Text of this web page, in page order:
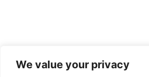
We value your privacy